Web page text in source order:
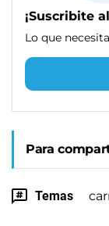
¡Suscribite
Lo que
Para
Temas